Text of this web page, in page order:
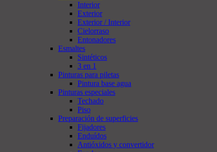
Interior
Exterior
Exterior / Interior
Cielorraso
Entonadores
Esmaltes
Sintéticos
3 en 1
Pinturas para piletas
Pintura base agua
Pinturas especiales
Techado
Piso
Preparación de superficies
Fijadores
Enduídos
Antióxidos y convertidor